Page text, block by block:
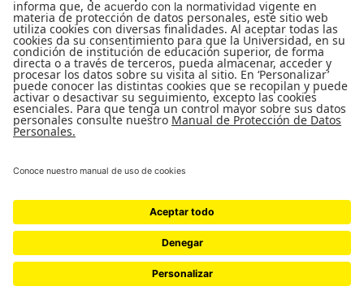
Para más información de cursos, horarios y cupos visite el
Sistema de Información Banner
Ir a Mi Banner
UNIVERSIDAD DE LOS ANDES | VIGILADA MINEDUCACIÓN. RECONOCIMIENTO
COMO UNIVERSIDAD: DECRETO 1297 DEL 30 DE MAYO DE 1964.
RECONOCIMIENTO PERSONERÍA JURÍDICA: RESOLUCIÓN 28 DEL 23 DE